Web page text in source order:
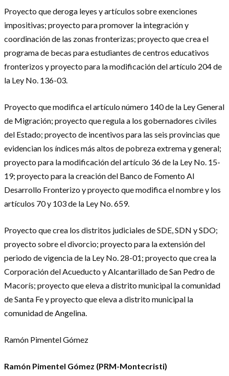
Proyecto que deroga leyes y artículos sobre exenciones
impositivas; proyecto para promover la integración y
coordinación de las zonas fronterizas; proyecto que crea el
programa de becas para estudiantes de centros educativos
fronterizos y proyecto para la modificación del artículo 204 de
la Ley No. 136-03.
Proyecto que modifica el artículo número 140 de la Ley General
de Migración; proyecto que regula a los gobernadores civiles
del Estado; proyecto de incentivos para las seis provincias que
evidencian los índices más altos de pobreza extrema y general;
proyecto para la modificación del artículo 36 de la Ley No. 15-
19; proyecto para la creación del Banco de Fomento Al
Desarrollo Fronterizo y proyecto que modifica el nombre y los
artículos 70 y 103 de la Ley No. 659.
Proyecto que crea los distritos judiciales de SDE, SDN y SDO;
proyecto sobre el divorcio; proyecto para la extensión del
periodo de vigencia de la Ley No. 28-01; proyecto que crea la
Corporación del Acueducto y Alcantarillado de San Pedro de
Macorís; proyecto que eleva a distrito municipal la comunidad
de Santa Fe y proyecto que eleva a distrito municipal la
comunidad de Angelina.
Ramón Pimentel Gómez
Ramón Pimentel Gómez (PRM-Montecristi)